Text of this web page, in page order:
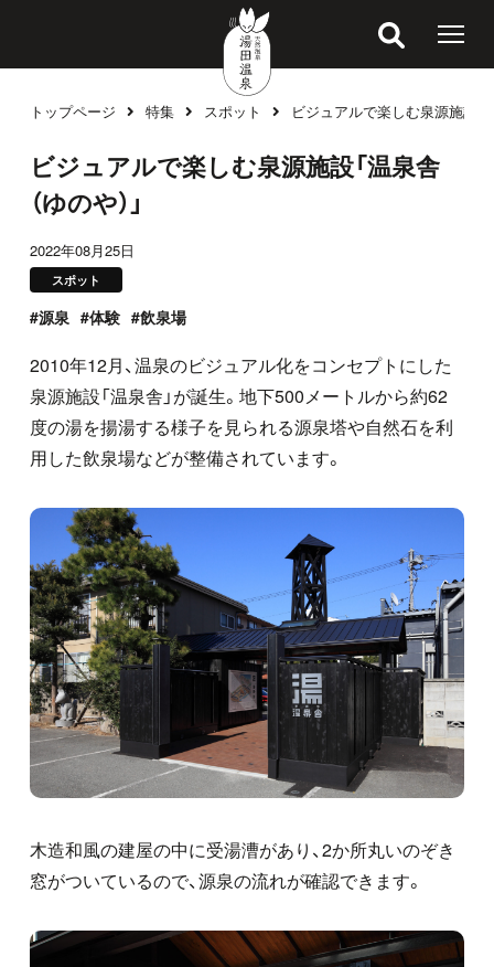
トップページ 特集 スポット ビジュアルで楽しむ泉源施設「温
特集
ビジュアルで楽しむ泉源施設「温泉舎
（ゆのや）」
2022年08月25日
スポット
源泉 体験 飲泉場
2010年12月、温泉のビジュアル化をコンセプトにした
泉源施設「温泉舎」が誕生。地下500メートルから約62
度の湯を揚湯する様子を見られる源泉塔や自然石を利
用した飲泉場などが整備されています。
木造和風の建屋の中に受湯漕があり、2か所丸いのぞき
窓がついているので、源泉の流れが確認できます。